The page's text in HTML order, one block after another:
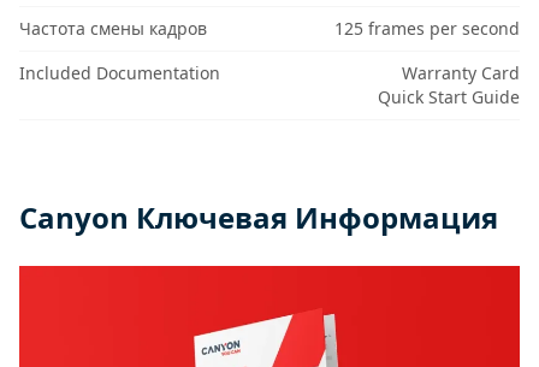
Частота смены кадров
125 frames per second
Included Documentation
Warranty Card
Quick Start Guide
Canyon Ключевая Информация